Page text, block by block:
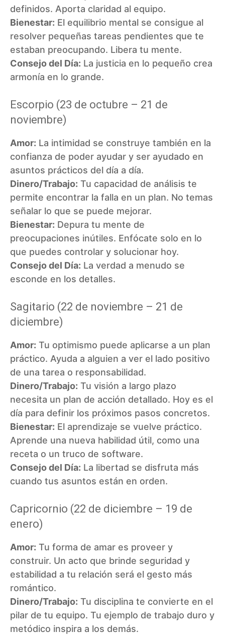
definidos. Aporta claridad al equipo.
Bienestar: El equilibrio mental se consigue al
resolver pequeñas tareas pendientes que te
estaban preocupando. Libera tu mente.
Consejo del Día: La justicia en lo pequeño crea
armonía en lo grande.
Escorpio (23 de octubre – 21 de
noviembre)
Amor: La intimidad se construye también en la
confianza de poder ayudar y ser ayudado en
asuntos prácticos del día a día.
Dinero/Trabajo: Tu capacidad de análisis te
permite encontrar la falla en un plan. No temas
señalar lo que se puede mejorar.
Bienestar: Depura tu mente de
preocupaciones inútiles. Enfócate solo en lo
que puedes controlar y solucionar hoy.
Consejo del Día: La verdad a menudo se
esconde en los detalles.
Sagitario (22 de noviembre – 21 de
diciembre)
Amor: Tu optimismo puede aplicarse a un plan
práctico. Ayuda a alguien a ver el lado positivo
de una tarea o responsabilidad.
Dinero/Trabajo: Tu visión a largo plazo
necesita un plan de acción detallado. Hoy es el
día para definir los próximos pasos concretos.
Bienestar: El aprendizaje se vuelve práctico.
Aprende una nueva habilidad útil, como una
receta o un truco de software.
Consejo del Día: La libertad se disfruta más
cuando tus asuntos están en orden.
Capricornio (22 de diciembre – 19 de
enero)
Amor: Tu forma de amar es proveer y
construir. Un acto que brinde seguridad y
estabilidad a tu relación será el gesto más
romántico.
Dinero/Trabajo: Tu disciplina te convierte en el
pilar de tu equipo. Tu ejemplo de trabajo duro y
metódico inspira a los demás.